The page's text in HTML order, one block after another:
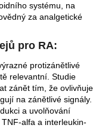
systému, na
za analgetické
pro RA:
protizánětlivé
relevantní. Studie
zánět tím, že ovlivňuje
na zánětlivé signály.
a uvolňování
alfa a interleukin-